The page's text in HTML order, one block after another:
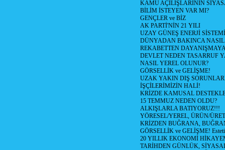
KAMU AÇILIŞLARININ
BİLİM İSTEYEN VAR MI?
GENÇLER ve BİZ
AK PARTİ'NİN 21 YILI
UZAY GÜNEŞ ENERJİ SİSTEMİ
DÜNYADAN BAKINCA
REKABETTEN
DEVLET NEDEN TASARRUF
NASIL YEREL OLUNUR?
GÖRSELLİK ve GELİŞME!
UZAK YAKIN DIŞ
İŞÇİLERİMİZİN HALİ!
KRİZDE KAMUSAL
15 TEMMUZ NEDEN OLDU?
ALKIŞLARLA BATIYORUZ!!!
YÖRESEL/YEREL, ÜRÜN/
KRİZDEN BUĞRANA,
GÖRSELLİK ve GELİŞME!
20 YILLIK EKONOMİ
TARİHDEN GÜNLÜK,